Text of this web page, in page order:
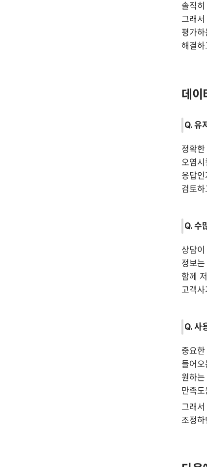
솔직
그래
평가
해결
데이
Q. 유
정확
오염
응답
검토
Q. 수
상담
정보
함께
고객
Q. 사
중요
들어
원하
만족
그래
조정